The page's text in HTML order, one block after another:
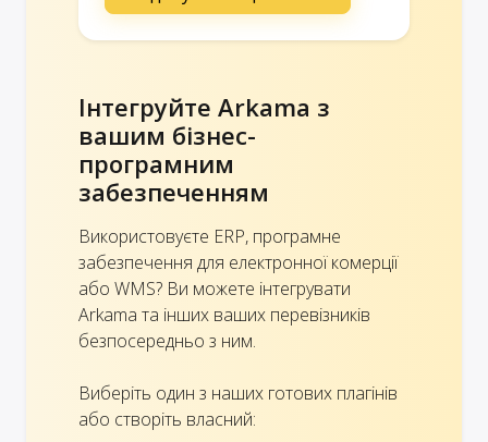
Інтегруйте Arkama з
вашим бізнес-
програмним
забезпеченням
Використовуєте ERP, програмне
забезпечення для електронної комерції
або WMS? Ви можете інтегрувати
Arkama та інших ваших перевізників
безпосередньо з ним.
Виберіть один з наших готових плагінів
або створіть власний: